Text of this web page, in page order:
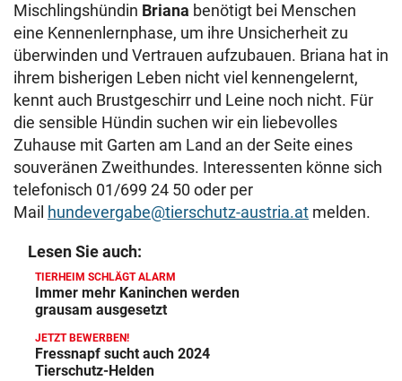
Mischlingshündin Briana benötigt bei Menschen
eine Kennenlernphase, um ihre Unsicherheit zu
überwinden und Vertrauen aufzubauen. Briana hat in
ihrem bisherigen Leben nicht viel kennengelernt,
kennt auch Brustgeschirr und Leine noch nicht. Für
die sensible Hündin suchen wir ein liebevolles
Zuhause mit Garten am Land an der Seite eines
souveränen Zweithundes. Interessenten könne sich
telefonisch 01/699 24 50 oder per
Mail hundevergabe@tierschutz-austria.at melden.
Lesen Sie auch:
TIERHEIM SCHLÄGT ALARM
Immer mehr Kaninchen werden
grausam ausgesetzt
JETZT BEWERBEN!
Fressnapf sucht auch 2024
Tierschutz-Helden